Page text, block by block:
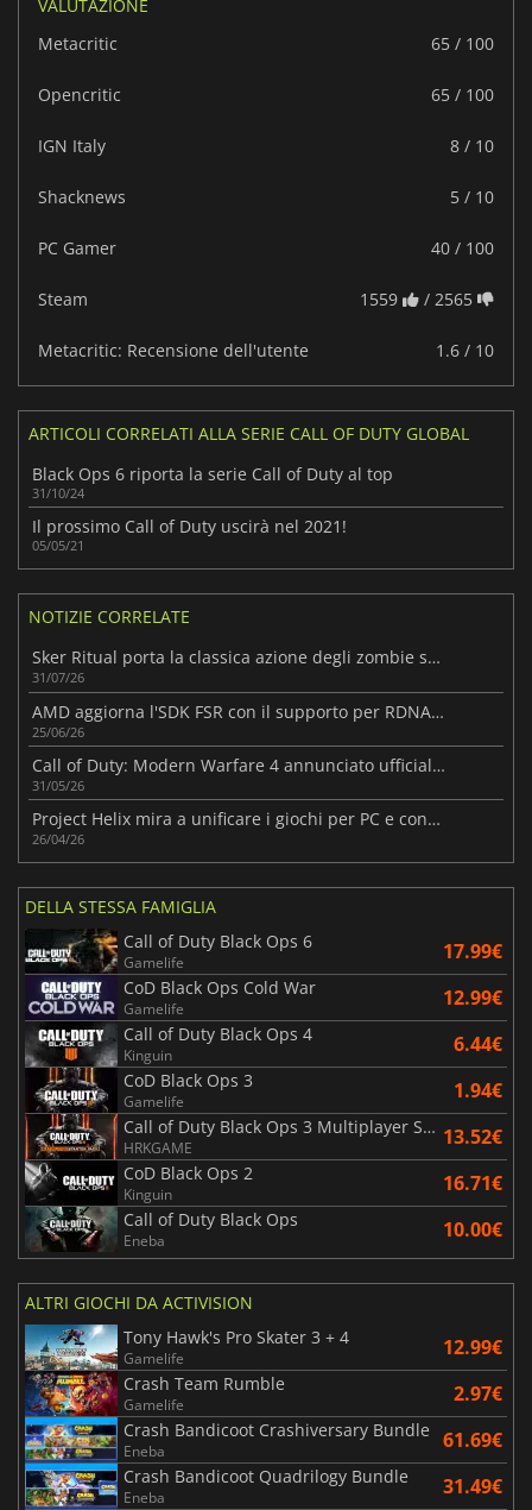
VALUTAZIONE
Metacritic
65 / 100
Opencritic 65 / 100
IGN Italy 8 / 10
Shacknews 5 / 10
PC Gamer 40 / 100
Steam 1559 / 2565
Metacritic: Recensione dell'utente 1.6 / 10
ARTICOLI CORRELATI ALLA SERIE CALL OF DUTY GLOBAL
Black Ops 6 riporta la serie Call of Duty al top
31/10/24
Il prossimo Call of Duty uscirà nel 2021!
05/05/21
NOTIZIE CORRELATE
Sker Ritual porta la classica azione degli zombie su un'isola infestata
31/07/26
AMD aggiorna l'SDK FSR con il supporto per RDNA 3 e una tecnologia di rigenerazione dei raggi migliorata
25/06/26
Call of Duty: Modern Warfare 4 annunciato ufficialmente
31/05/26
Project Helix mira a unificare i giochi per PC e console sotto la nuova guida di Xbox
26/04/26
DELLA STESSA FAMIGLIA
Call of Duty Black Ops 6
Gamelife 17.99€
CoD Black Ops Cold War
Gamelife 12.99€
Call of Duty Black Ops 4
Kinguin 6.44€
CoD Black Ops 3
Gamelife 1.94€
Call of Duty Black Ops 3 Multiplayer Starter Pack
HRKGAME 13.52€
CoD Black Ops 2
Kinguin 16.71€
Call of Duty Black Ops
Eneba 10.00€
ALTRI GIOCHI DA ACTIVISION
Tony Hawk's Pro Skater 3 + 4
Gamelife 12.99€
Crash Team Rumble
Gamelife 2.97€
Crash Bandicoot Crashiversary Bundle
Eneba 61.69€
Crash Bandicoot Quadrilogy Bundle
Eneba 31.49€